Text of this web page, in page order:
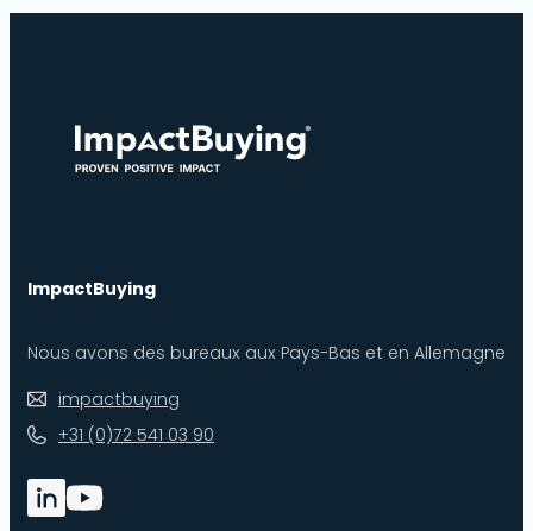
ImpactBuying
Nous avons des bureaux aux Pays-Bas et en Allemagne
impactbuying
+31 (0)72 541 03 90